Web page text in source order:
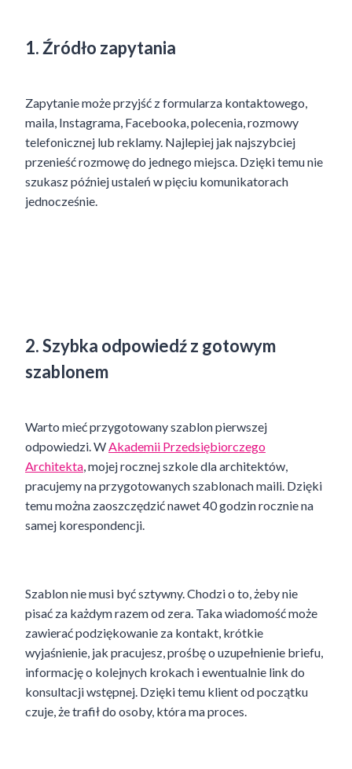
1. Źródło zapytania
Zapytanie może przyjść z formularza kontaktowego,
maila, Instagrama, Facebooka, polecenia, rozmowy
telefonicznej lub reklamy. Najlepiej jak najszybciej
przenieść rozmowę do jednego miejsca. Dzięki temu nie
szukasz później ustaleń w pięciu komunikatorach
jednocześnie.
2. Szybka odpowiedź z gotowym
szablonem
Warto mieć przygotowany szablon pierwszej
odpowiedzi. W Akademii Przedsiębiorczego
Architekta , mojej rocznej szkole dla architektów,
pracujemy na przygotowanych szablonach maili. Dzięki
temu można zaoszczędzić nawet 40 godzin rocznie na
samej korespondencji.
Szablon nie musi być sztywny. Chodzi o to, żeby nie
pisać za każdym razem od zera. Taka wiadomość może
zawierać podziękowanie za kontakt, krótkie
wyjaśnienie, jak pracujesz, prośbę o uzupełnienie briefu,
informację o kolejnych krokach i ewentualnie link do
konsultacji wstępnej. Dzięki temu klient od początku
czuje, że trafił do osoby, która ma proces.